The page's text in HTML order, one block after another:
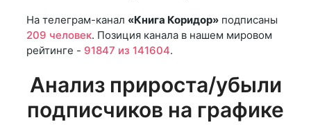
На телеграм-канал «Книга Коридор» подписаны
209 человек. Позиция канала в нашем мировом
рейтинге - 91847 из 141604.
Анализ прироста/убыли
подписчиков на графике